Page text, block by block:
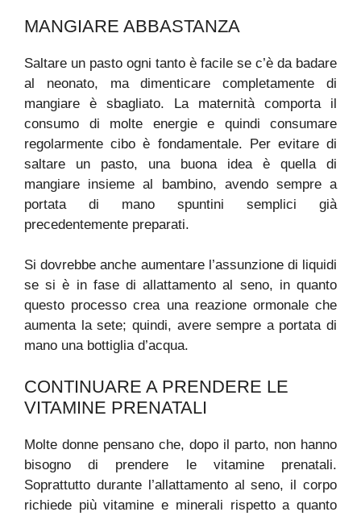
MANGIARE ABBASTANZA
Saltare un pasto ogni tanto è facile se c’è da badare
al neonato, ma dimenticare completamente di
mangiare è sbagliato. La maternità comporta il
consumo di molte energie e quindi consumare
regolarmente cibo è fondamentale. Per evitare di
saltare un pasto, una buona idea è quella di
mangiare insieme al bambino, avendo sempre a
portata di mano spuntini semplici già
precedentemente preparati.
Si dovrebbe anche aumentare l’assunzione di liquidi
se si è in fase di allattamento al seno, in quanto
questo processo crea una reazione ormonale che
aumenta la sete; quindi, avere sempre a portata di
mano una bottiglia d’acqua.
CONTINUARE A PRENDERE LE
VITAMINE PRENATALI
Molte donne pensano che, dopo il parto, non hanno
bisogno di prendere le vitamine prenatali.
Soprattutto durante l’allattamento al seno, il corpo
richiede più vitamine e minerali rispetto a quanto